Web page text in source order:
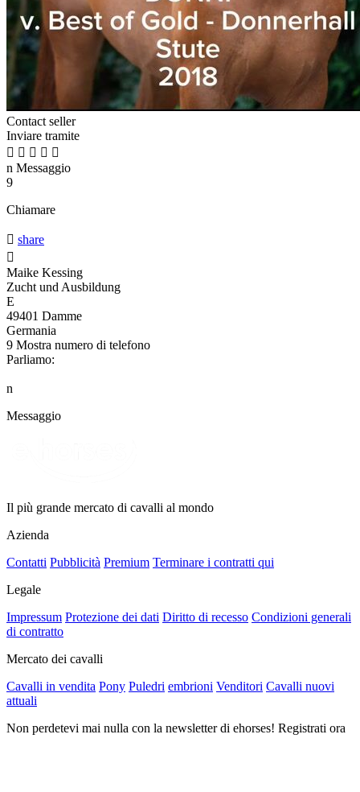
Contact seller
Inviare tramite
    
n Messaggio
9
Chiamare
 share

Maike Kessing
Zucht und Ausbildung
E
49401 Damme
Germania
9 Mostra numero di telefono
Parliamo:
n
Messaggio
Il più grande mercato di cavalli al mondo
Azienda
Contatti Pubblicità Premium Terminare i contratti qui
Legale
Impressum Protezione dei dati Diritto di recesso Condizioni generali
di contratto
Mercato dei cavalli
Cavalli in vendita Pony Puledri embrioni Venditori Cavalli nuovi
attuali
Non perdetevi mai nulla con la newsletter di ehorses! Registrati ora